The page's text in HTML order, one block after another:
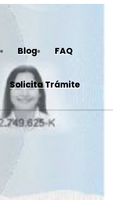
Blog FAQ
Solicita Trámite